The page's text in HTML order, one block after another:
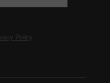
Policy